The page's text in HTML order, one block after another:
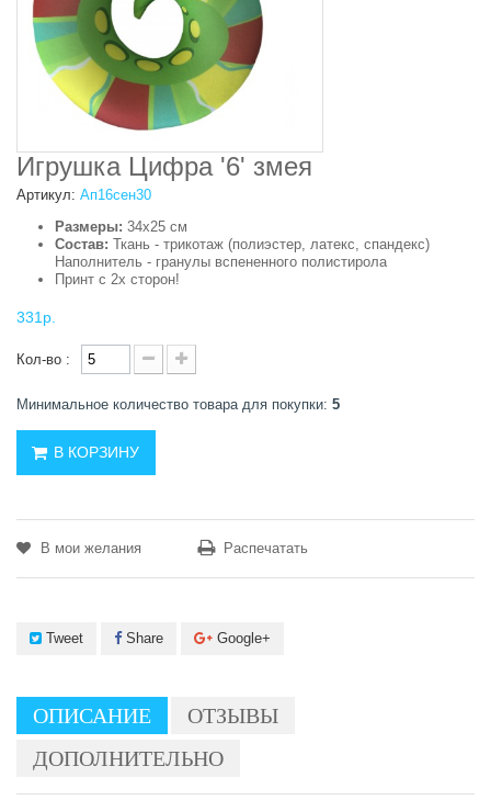
Игрушка Цифра '6' змея
Артикул: Ап16сен30
Размеры: 34х25 см
Состав: Ткань - трикотаж (полиэстер, латекс, спандекс)
Наполнитель - гранулы вспененного полистирола
Принт с 2х сторон!
331р.
Кол-во :
Минимальное количество товара для покупки: 5
В КОРЗИНУ
В мои желания Распечатать
Tweet Share Google+
ОПИСАНИЕ
ОТЗЫВЫ
ДОПОЛНИТЕЛЬНО